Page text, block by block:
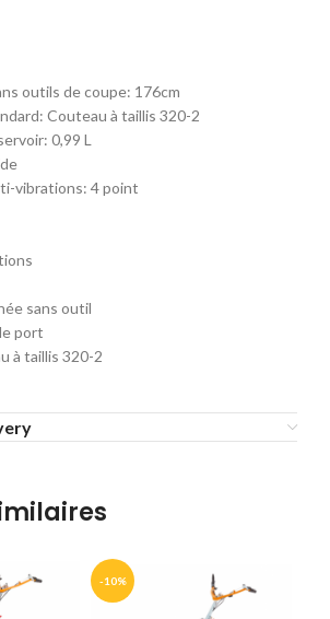
outils de coupe: 176cm
Couteau à taillis 320-2
0,99 L
vibrations: 4 point
sans outil
port
à taillis 320-2
-10%